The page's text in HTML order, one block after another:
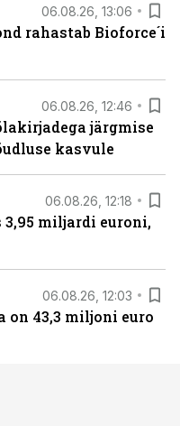
06.08.26, 13:06
rahastab Bioforce´i
06.08.26, 12:46
järgmise
kasvule
06.08.26, 12:18
miljardi euroni,
06.08.26, 12:03
on 43,3 miljoni euro